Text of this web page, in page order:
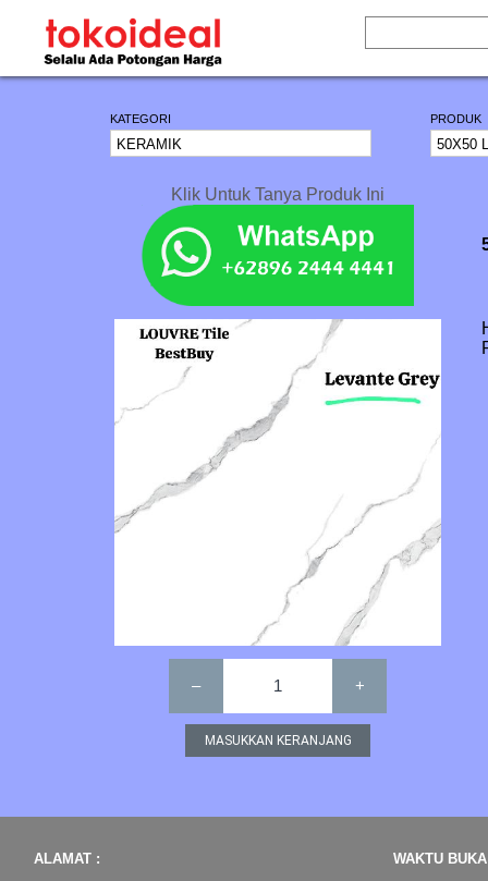
KATEGORI PRODUK
Klik Untuk Tanya Produk Ini
– 1 +
ALAMAT :
WAKTU